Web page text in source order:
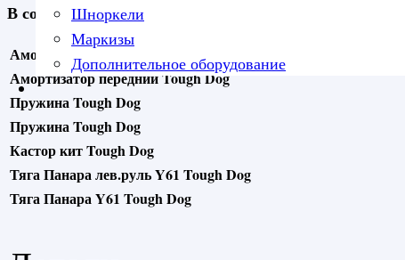
Шноркели
Маркизы
Дополнительное оборудование
В состав лифт комплекта для Nissan Patrol GU Y60 2»
Амортизатор задний Tough Dog
Амортизатор передний Tough Dog
Пружина Tough Dog
Пружина Tough Dog
Кастор кит Tough Dog
Тяга Панара лев.руль Y61 Tough Dog
Тяга Панара Y61 Tough Dog